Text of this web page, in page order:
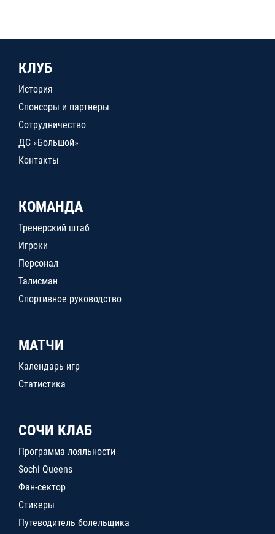
КЛУБ
История
Спонсоры и партнеры
Сотрудничество
ДС «Большой»
Контакты
КОМАНДА
Тренерский штаб
Игроки
Персонал
Талисман
Спортивное руководство
МАТЧИ
Календарь игр
Статистика
СОЧИ КЛАБ
Программа лояльности
Sochi Queens
Фан-сектор
Стикеры
Путеводитель болельщика